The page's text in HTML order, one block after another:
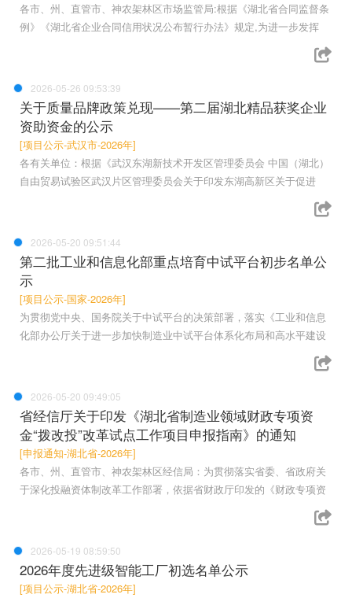
各市、州、直管市、神农架林区市场监管局:根据《湖北省合同监督条
例》《湖北省企业合同信用状况公布暂行办法》规定,为进一步发挥
2026-05-26 09:53:39
关于质量品牌政策兑现——第二届湖北精品获奖企业
资助资金的公示
[项目公示-武汉市-2026年]
各有关单位：根据《武汉东湖新技术开发区管理委员会 中国（湖北）
自由贸易试验区武汉片区管理委员会关于印发东湖高新区关于促进
2026-05-20 09:51:44
第二批工业和信息化部重点培育中试平台初步名单公
示
[项目公示-国家-2026年]
为贯彻党中央、国务院关于中试平台的决策部署，落实《工业和信息
化部办公厅关于进一步加快制造业中试平台体系化布局和高水平建设
2026-05-20 09:49:05
省经信厅关于印发《湖北省制造业领域财政专项资
金“拨改投”改革试点工作项目申报指南》的通知
[申报通知-湖北省-2026年]
各市、州、直管市、神农架林区经信局：为贯彻落实省委、省政府关
于深化投融资体制改革工作部署，依据省财政厅印发的《财政专项资
2026-05-19 08:59:50
2026年度先进级智能工厂初选名单公示
[项目公示-湖北省-2026年]